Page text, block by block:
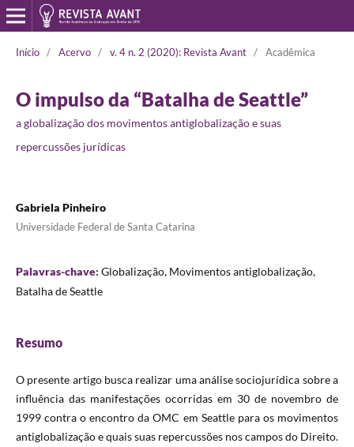
Início / Acervo / v. 4 n. 2 (2020): Revista Avant / Acadêmica
O impulso da “Batalha de Seattle”
a globalização dos movimentos antiglobalização e suas
repercussões jurídicas
Gabriela Pinheiro
Universidade Federal de Santa Catarina
Palavras-chave: Globalização, Movimentos antiglobalização,
Batalha de Seattle
Resumo
O presente artigo busca realizar uma análise sociojurídica sobre a
influência das manifestações ocorridas em 30 de novembro de
1999 contra o encontro da OMC em Seattle para os movimentos
antiglobalização e quais suas repercussões nos campos do Direito.